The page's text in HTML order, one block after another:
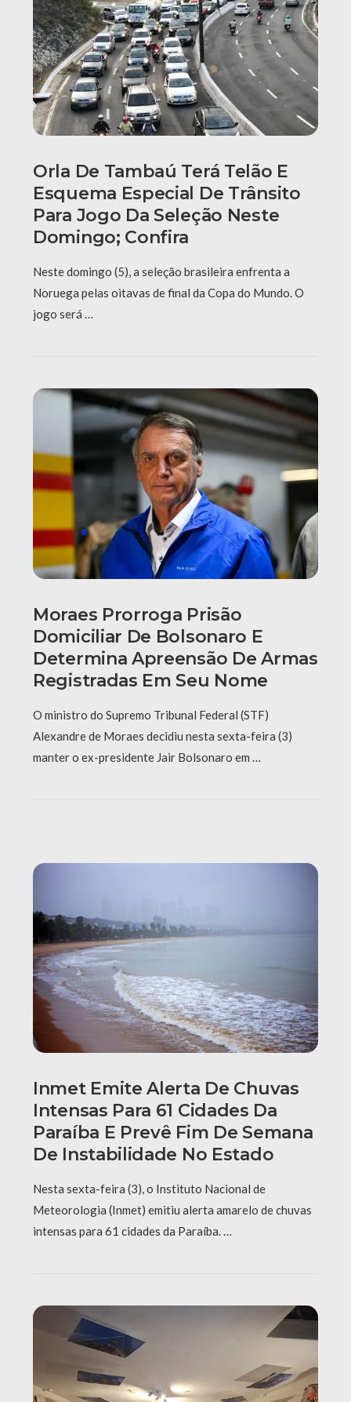
Orla De Tambaú Terá Telão E
Esquema Especial De Trânsito
Para Jogo Da Seleção Neste
Domingo; Confira
Neste domingo (5), a seleção brasileira enfrenta a
Noruega pelas oitavas de final da Copa do Mundo. O
jogo será …
Moraes Prorroga Prisão
Domiciliar De Bolsonaro E
Determina Apreensão De Armas
Registradas Em Seu Nome
O ministro do Supremo Tribunal Federal (STF)
Alexandre de Moraes decidiu nesta sexta-feira (3)
manter o ex-presidente Jair Bolsonaro em …
Inmet Emite Alerta De Chuvas
Intensas Para 61 Cidades Da
Paraíba E Prevê Fim De Semana
De Instabilidade No Estado
Nesta sexta-feira (3), o Instituto Nacional de
Meteorologia (Inmet) emitiu alerta amarelo de chuvas
intensas para 61 cidades da Paraíba. …